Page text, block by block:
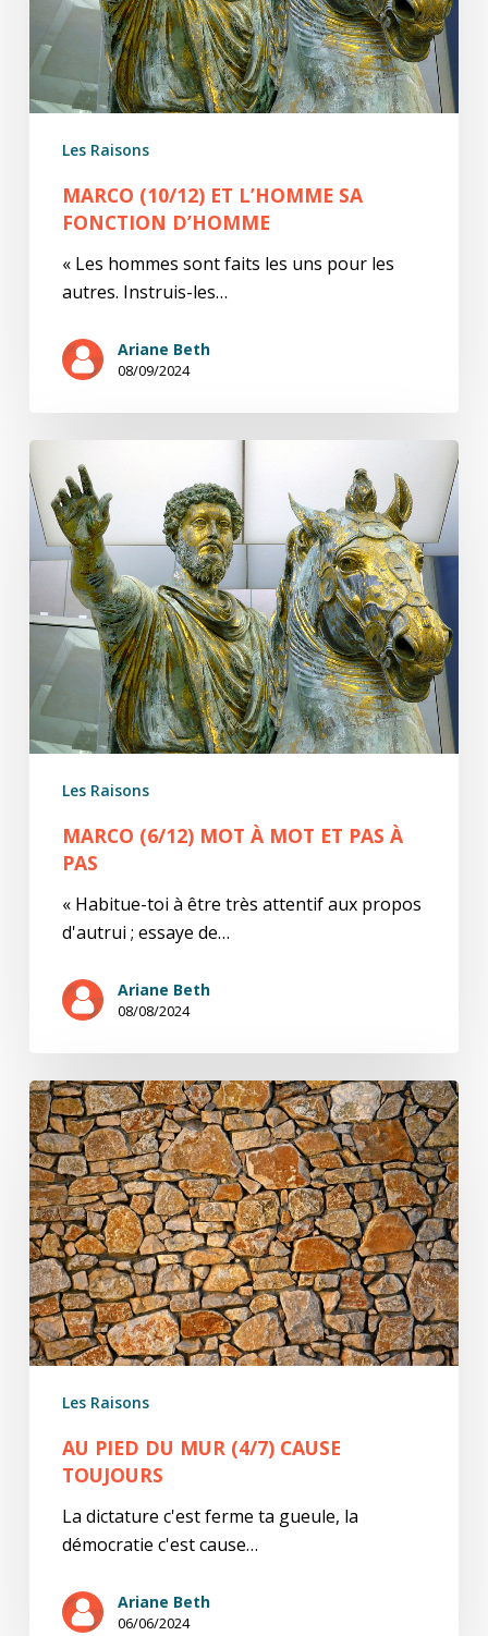
Les Raisons
MARCO (10/12) ET L’HOMME SA
FONCTION D’HOMME
« Les hommes sont faits les uns pour les
autres. Instruis-les…
Ariane Beth
08/09/2024
(6/12)
Mot
mot
pas
pas
Les Raisons
MARCO (6/12) MOT À MOT ET PAS À
PAS
« Habitue-toi à être très attentif aux propos
d'autrui ; essaye de…
Ariane Beth
08/08/2024
Au
pied
du
mur
(4/7)
Cause
toujours
Les Raisons
AU PIED DU MUR (4/7) CAUSE
TOUJOURS
La dictature c'est ferme ta gueule, la
démocratie c'est cause…
Ariane Beth
06/06/2024